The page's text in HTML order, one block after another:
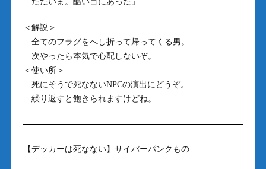
＜解説＞
全てのフラグをへし折って帰ってくる男。
次やったら本気で心配しないぞ。
＜使い所＞
死にそうで死なないNPCの演出にどうぞ。
繰り返すと飽きられますけどね。
【デッカーは死なない】サイバーパンクもの